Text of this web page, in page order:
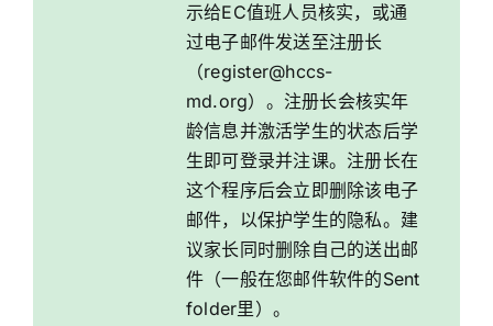
示给EC值班人员核实，或通
过电子邮件发送至注册长
（register@hccs-
md.org）。注册长会核实年
龄信息并激活学生的状态后学
生即可登录并注课。注册长在
这个程序后会立即删除该电子
邮件，以保护学生的隐私。建
议家长同时删除自己的送出邮
件（一般在您邮件软件的Sent
folder里）。